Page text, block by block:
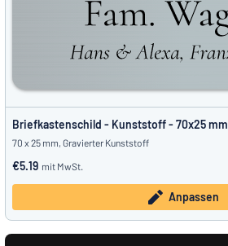
Briefkastenschild - Kunststoff - 70x25 mm
70 x 25 mm, Gravierter Kunststoff
€5.19 mit MwSt.
Anpassen